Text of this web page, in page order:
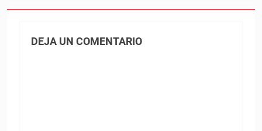
DEJA UN COMENTARIO